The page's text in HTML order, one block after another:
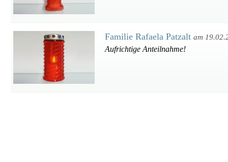
Familie Rafaela Patzalt am
Aufrichtige Anteilnahme!